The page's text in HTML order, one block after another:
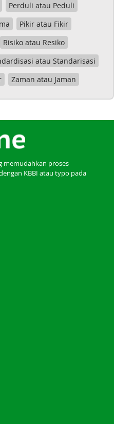
Perduli atau Peduli
Pikir atau Fikir
Risiko atau Resiko
atau Standarisasi
Zaman atau Jaman
memudahkan proses
KBBI atau typo pada